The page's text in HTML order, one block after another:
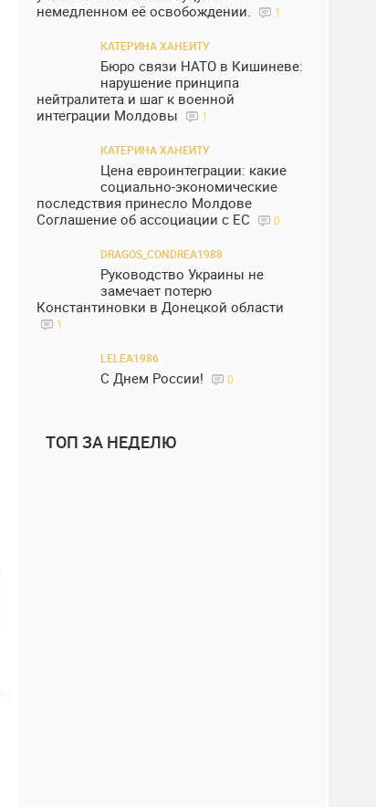
немедленном её освобождении.
1
КАТЕРИНА ХАНЕИТУ
Бюро связи НАТО в Кишиневе:
нарушение принципа
нейтралитета и шаг к военной
интеграции Молдовы
1
КАТЕРИНА ХАНЕИТУ
Цена евроинтеграции: какие
социально-экономические
последствия принесло Молдове
Соглашение об ассоциации с ЕС
0
DRAGOS_CONDREA1988
Руководство Украины не
замечает потерю
Константиновки в Донецкой области
1
LELEA1986
С Днем России! 0
ТОП ЗА НЕДЕЛЮ